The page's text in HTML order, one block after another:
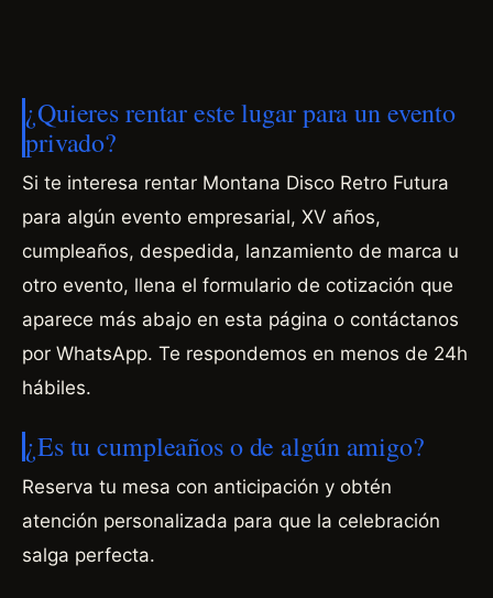
¿Quieres rentar este lugar para un evento
privado?
Si te interesa rentar Montana Disco Retro Futura
para algún evento empresarial, XV años,
cumpleaños, despedida, lanzamiento de marca u
otro evento, llena el formulario de cotización que
aparece más abajo en esta página o contáctanos
por WhatsApp. Te respondemos en menos de 24h
hábiles.
¿Es tu cumpleaños o de algún amigo?
Reserva tu mesa con anticipación y obtén
atención personalizada para que la celebración
salga perfecta.